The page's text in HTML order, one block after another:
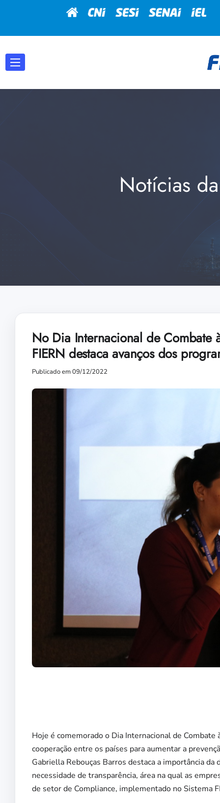
Notícias
No Dia Internacional de
FIERN destaca avanços dos
Publicado em 09/12/2022
Hoje é comemorado o Dia Internacional de Combate
cooperação entre os países para aumentar a
Gabriella Rebouças Barros destaca a importância
necessidade de transparência, área na qual as
de setor de Compliance, implementado no Sistema